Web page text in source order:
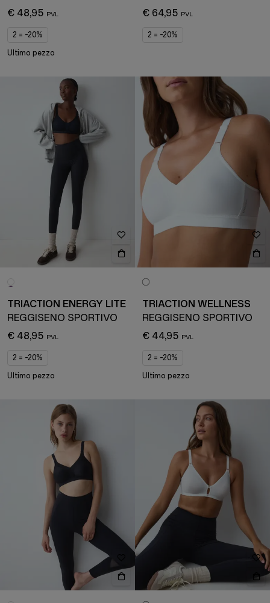
€ 48,95
2 = -20%
Ultimo pezzo
€ 64,95
2 = -20%
TRIACTION ENERGY LITE
REGGISENO SPORTIVO
€ 48,95
2 = -20%
Ultimo pezzo
TRIACTION WELLNESS
REGGISENO SPORTIVO
€ 44,95
2 = -20%
Ultimo pezzo